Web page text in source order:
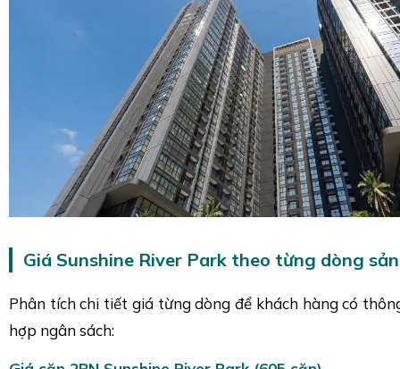
Giá Sunshine River Park theo từng dòng
Phân tích chi tiết giá từng dòng để khách hàng có
hợp ngân sách: